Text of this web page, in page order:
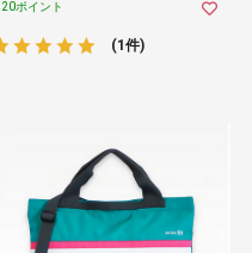
20ポイント
(1件)